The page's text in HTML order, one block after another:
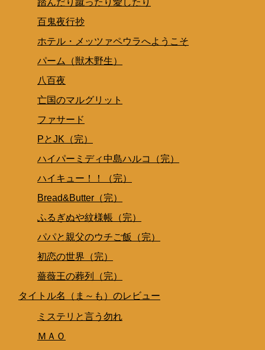
踏んだり蹴ったり愛したり
百鬼夜行抄
ホテル・メッツァペウラへようこそ
パーム（獣木野生）
八百夜
亡国のマルグリット
ファサード
PとJK（完）
ハイパーミディ中島ハルコ（完）
ハイキュー！！（完）
Bread&Butter（完）
ふるぎぬや紋様帳（完）
パパと親父のウチご飯（完）
初恋の世界（完）
薔薇王の葬列（完）
タイトル名（ま～も）のレビュー
ミステリと言う勿れ
ＭＡＯ